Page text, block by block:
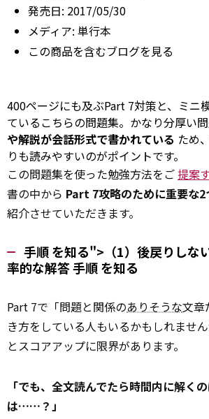
発売日: 2017/05/30
メディア: 単行本
この商品を含むブログを見る
400ページにも及ぶPart 7対策と、ミニ
ているこちらの問題集。かなり分厚い問
や解説が会話形式で書かれている ため
りも読みやすいのがポイントです。
この問題集を使った勉強方法をご提案
書の中から Part 7攻略のために重要な2
紹介させていただきます。
手順 を知る">（1）後戻りしな
率的な解答手順を知る
Part 7で「問題と関係のありそうな文章
き方をしている人もいるかもしれませ
とスコアアップに限界があります。
「でも、全文読んでたら時間内に解く
は……？」